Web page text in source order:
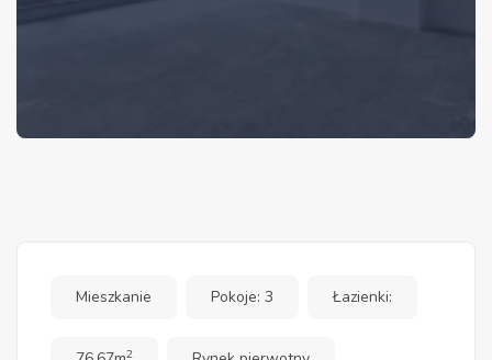
Mieszkanie Pokoje: 3 Łazienki:
2